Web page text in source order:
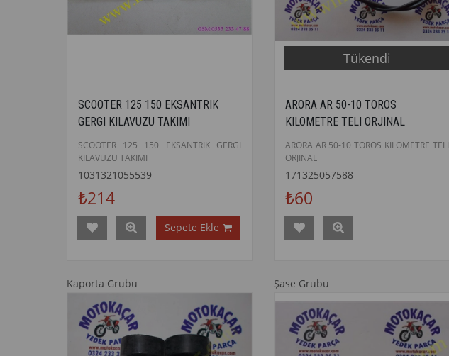
SCOOTER 125 150 EKSANTRIK
GERGI KILAVUZU TAKIMI
SCOOTER 125 150 EKSANTRIK GERGI
KILAVUZU TAKIMI
1031321055539
₺214
Sepete Ekle
Tükendi
ARORA AR 50-10 TOROS
KILOMETRE TELI ORJINAL
ARORA AR 50-10 TOROS KILOMETRE TELI
ORJINAL
171325057588
₺60
Kaporta Grubu Şase Grubu